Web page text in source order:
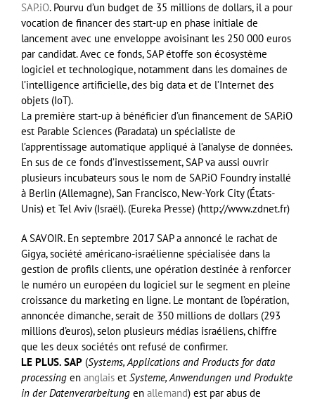
SAP.iO. Pourvu d’un budget de 35 millions de dollars, il a pour
vocation de financer des start-up en phase initiale de
lancement avec une enveloppe avoisinant les 250 000 euros
par candidat. Avec ce fonds, SAP étoffe son écosystème
logiciel et technologique, notamment dans les domaines de
l’intelligence artificielle, des big data et de l’Internet des
objets (IoT).
La première start-up à bénéficier d’un financement de SAP.iO
est Parable Sciences (Paradata) un spécialiste de
l’apprentissage automatique appliqué à l’analyse de données.
En sus de ce fonds d’investissement, SAP va aussi ouvrir
plusieurs incubateurs sous le nom de SAP.iO Foundry installé
à Berlin (Allemagne), San Francisco, New-York City (États-
Unis) et Tel Aviv (Israël). (Eureka Presse) (http://www.zdnet.fr)
A SAVOIR. En septembre 2017SAPa annoncé le rachat de
Gigya, société américano-israélienne spécialisée dans la
gestion de profils clients, une opération destinée à renforcer
le numéro un européen du logiciel sur le segment en pleine
croissance du marketing en ligne. Le montant de l’opération,
annoncée dimanche, serait de 350 millions de dollars (293
millions d’euros), selon plusieurs médias israéliens, chiffre
que les deux sociétés ont refusé de confirmer.
LE PLUS. SAP (Systems, Applications and Products for data
processing en anglais et Systeme, Anwendungen und Produkte
in der Datenverarbeitung en allemand) est par abus de